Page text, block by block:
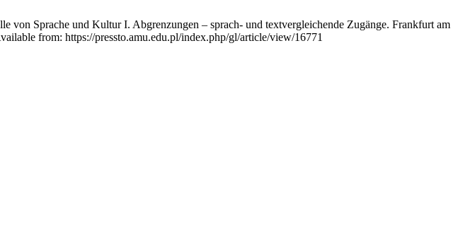
von Sprache und Kultur I. Abgrenzungen – sprach- und textvergleichende Zugänge. Frankfurt am
from: https://pressto.amu.edu.pl/index.php/gl/article/view/16771